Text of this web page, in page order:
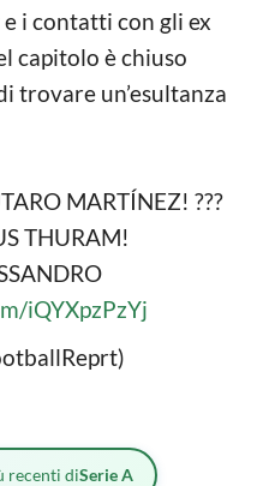
i contatti con gli ex
capitolo è chiuso
trovare un’esultanza
MARTÍNEZ! ???
THURAM!
iQYXpzPzYj
recenti diSerie A